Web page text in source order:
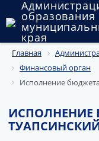
образования
края
Округ
Администрация
Муниципальные
Государственный
Главная
Финансовый орган
Исполнение